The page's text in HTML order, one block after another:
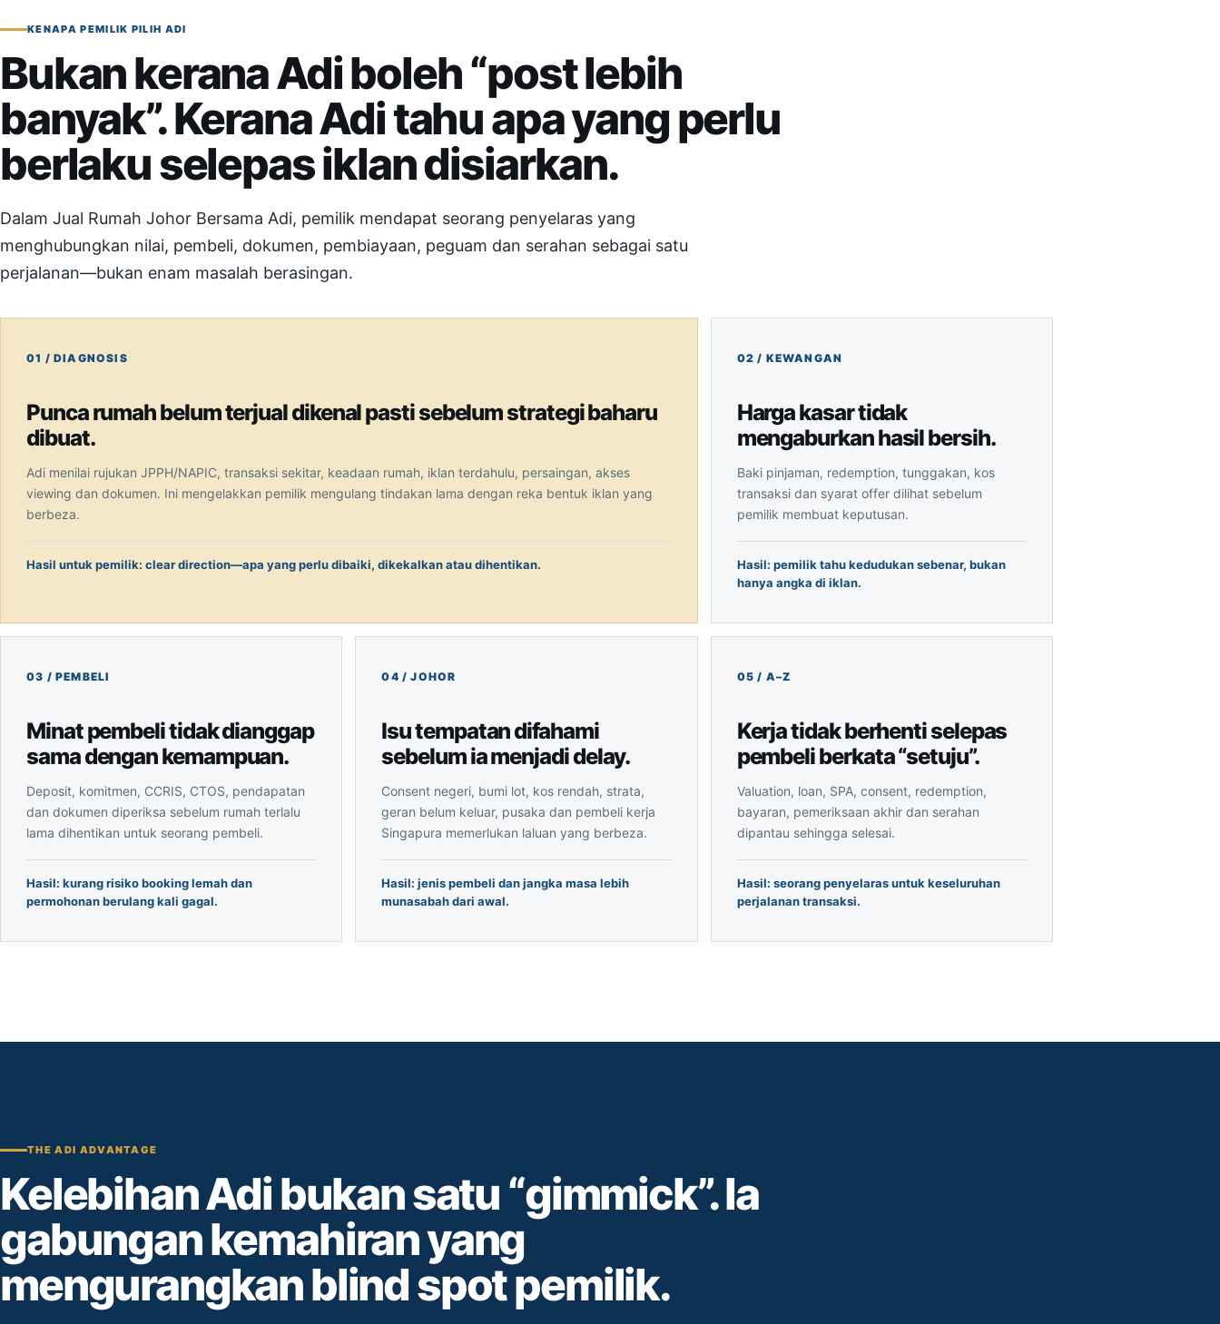
KENAPA PEMILIK PILIH ADI
Bukan kerana Adi boleh “post lebih
banyak”. Kerana Adi tahu apa yang perlu
berlaku selepas iklan disiarkan.
Dalam Jual Rumah Johor Bersama Adi, pemilik mendapat seorang penyelaras yang
menghubungkan nilai, pembeli, dokumen, pembiayaan, peguam dan serahan sebagai satu
perjalanan—bukan enam masalah berasingan.
Punca rumah belum terjual dikenal pasti sebelum strategi baharu
dibuat.
Adi menilai rujukan JPPH/NAPIC, transaksi sekitar, keadaan rumah, iklan terdahulu, persaingan, akses
viewing dan dokumen. Ini mengelakkan pemilik mengulang tindakan lama dengan reka bentuk iklan yang
berbeza.
Hasil untuk pemilik: clear direction—apa yang perlu dibaiki, dikekalkan atau dihentikan.
Harga kasar tidak
mengaburkan hasil bersih.
Baki pinjaman, redemption, tunggakan, kos
transaksi dan syarat offer dilihat sebelum
pemilik membuat keputusan.
Hasil: pemilik tahu kedudukan sebenar, bukan
hanya angka di iklan.
Minat pembeli tidak dianggap
sama dengan kemampuan.
Deposit, komitmen, CCRIS, CTOS, pendapatan
dan dokumen diperiksa sebelum rumah terlalu
lama dihentikan untuk seorang pembeli.
Hasil: kurang risiko booking lemah dan
permohonan berulang kali gagal.
Isu tempatan difahami
sebelum ia menjadi delay.
Consent negeri, bumi lot, kos rendah, strata,
geran belum keluar, pusaka dan pembeli kerja
Singapura memerlukan laluan yang berbeza.
Hasil: jenis pembeli dan jangka masa lebih
munasabah dari awal.
Kerja tidak berhenti selepas
pembeli berkata “setuju”.
Valuation, loan, SPA, consent, redemption,
bayaran, pemeriksaan akhir dan serahan
dipantau sehingga selesai.
Hasil: seorang penyelaras untuk keseluruhan
perjalanan transaksi.
THE ADI ADVANTAGE
Kelebihan Adi bukan satu “gimmick”. Ia
gabungan kemahiran yang
mengurangkan blind spot pemilik.